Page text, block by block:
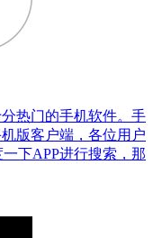
热门的手机软件。手
版客户端，各位用户
下APP进行搜索，那